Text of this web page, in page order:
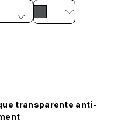
transparente anti-